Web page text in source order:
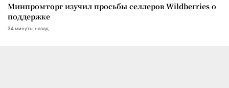
Минпромторг изучил просьбы селлеров Wildberries о
поддержке
34 минуты назад